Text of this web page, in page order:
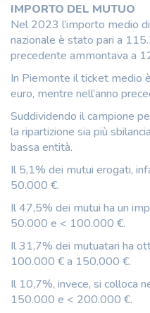
IMPORTO DEL MUTUO
Nel 2023 l’importo medio
nazionale è stato pari a
precedente ammontava a
In Piemonte il ticket medio
euro, mentre nell’anno
Suddividendo il campione
la ripartizione sia più
bassa entità.
Il 5,1% dei mutui erogati,
50.000 €.
Il 47,5% dei mutui ha un
50.000 e < 100.000 €.
Il 31,7% dei mutuatari ha
100.000 € a 150.000 €.
Il 10,7%, invece, si colloca
150.000 e < 200.000 €.